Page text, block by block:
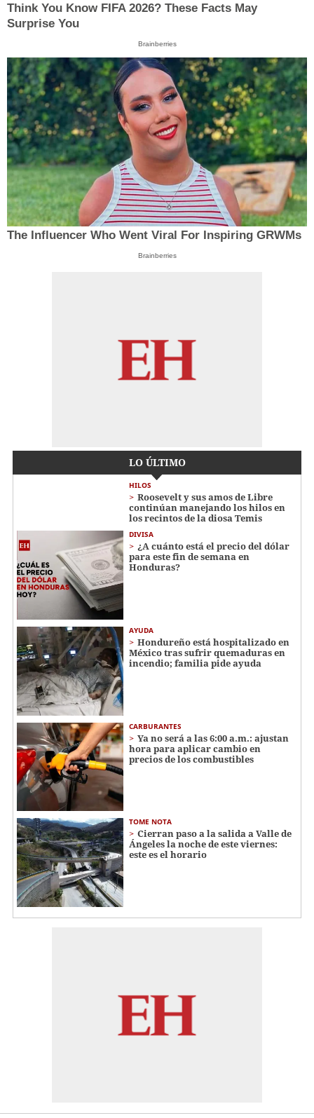
Think You Know FIFA 2026? These Facts May
Surprise You
Brainberries
The Influencer Who Went Viral For Inspiring GRWMs
Brainberries
LO ÚLTIMO
HILOS
Roosevelt y sus amos de Libre
continúan manejando los hilos en
los recintos de la diosa Temis
DIVISA
¿A cuánto está el precio del dólar
para este fin de semana en
Honduras?
AYUDA
Hondureño está hospitalizado en
México tras sufrir quemaduras en
incendio; familia pide ayuda
CARBURANTES
Ya no será a las 6:00 a.m.: ajustan
hora para aplicar cambio en
precios de los combustibles
TOME NOTA
Cierran paso a la salida a Valle de
Ángeles la noche de este viernes:
este es el horario